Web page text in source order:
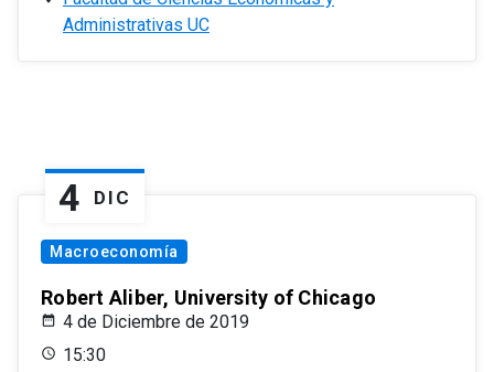
Administrativas UC
4 DIC
Macroeconomía
Robert Aliber, University of Chicago
4 de Diciembre de 2019
15:30